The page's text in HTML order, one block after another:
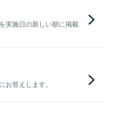
実施日の新しい順に掲載
答えします。